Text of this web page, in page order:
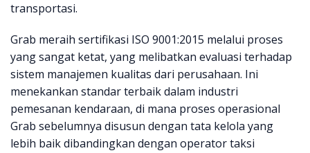
transportasi.
Grab meraih sertifikasi ISO 9001:2015 melalui proses
yang sangat ketat, yang melibatkan evaluasi terhadap
sistem manajemen kualitas dari perusahaan. Ini
menekankan standar terbaik dalam industri
pemesanan kendaraan, di mana proses operasional
Grab sebelumnya disusun dengan tata kelola yang
lebih baik dibandingkan dengan operator taksi